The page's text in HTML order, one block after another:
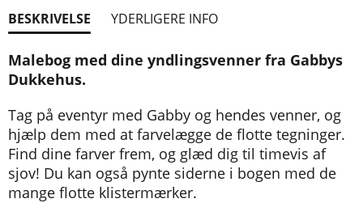
BESKRIVELSE YDERLIGERE INFO
Malebog med dine yndlingsvenner fra Gabbys
Dukkehus.
Tag på eventyr med Gabby og hendes venner, og
hjælp dem med at farvelægge de flotte tegninger.
Find dine farver frem, og glæd dig til timevis af
sjov! Du kan også pynte siderne i bogen med de
mange flotte klistermærker.